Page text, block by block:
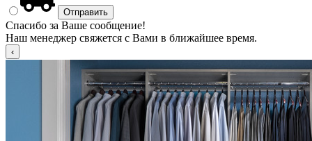
Спасибо за Ваше сообщение!
Наш менеджер свяжется с Вами в ближайшее время.